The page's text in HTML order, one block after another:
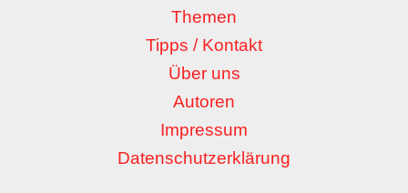
Themen
Tipps / Kontakt
Über uns
Autoren
Impressum
Datenschutzerklärung